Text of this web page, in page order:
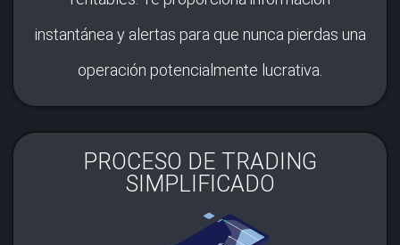
instantánea y alertas para que nunca pierdas una
operación potencialmente lucrativa.
PROCESO DE TRADING
SIMPLIFICADO